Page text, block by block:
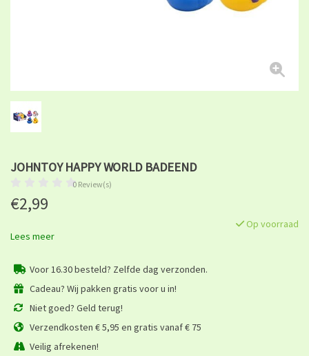
JOHNTOY HAPPY WORLD BADEEND
0 Review(s)
€2,99
Op voorraad
Lees meer
Voor 16.30 besteld? Zelfde dag verzonden.
Cadeau? Wij pakken gratis voor u in!
Niet goed? Geld terug!
Verzendkosten € 5,95 en gratis vanaf € 75
Veilig afrekenen!